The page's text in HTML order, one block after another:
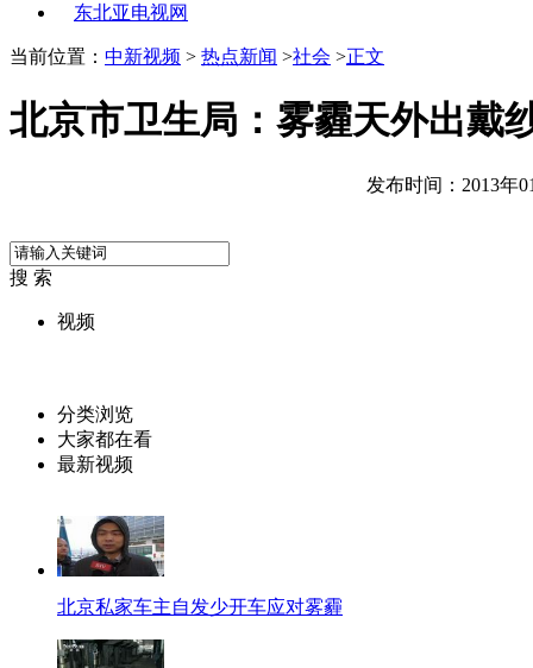
东北亚电视网
当前位置： 中新视频 > 热点新闻 >社会 >正文
北京市卫生局：雾霾天外出戴
发布时间：2013年
搜 索
视频
分类浏览
大家都在看
最新视频
北京私家车主自发少开车应对雾霾